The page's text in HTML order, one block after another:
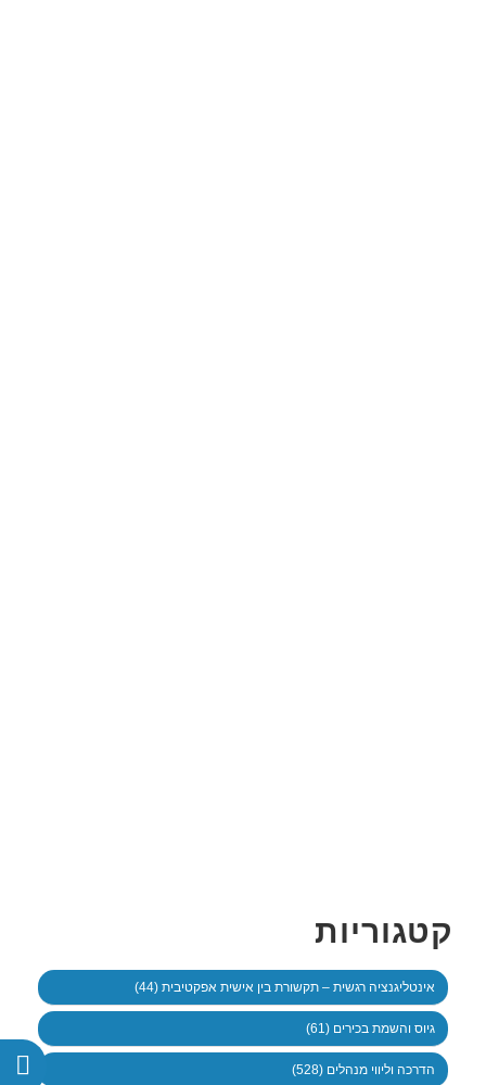
קטגוריות
אינטליגנציה רגשית – תקשורת בין אישית אפקטיבית (44)
גיוס והשמת בכירים (61)
הדרכה וליווי מנהלים (528)